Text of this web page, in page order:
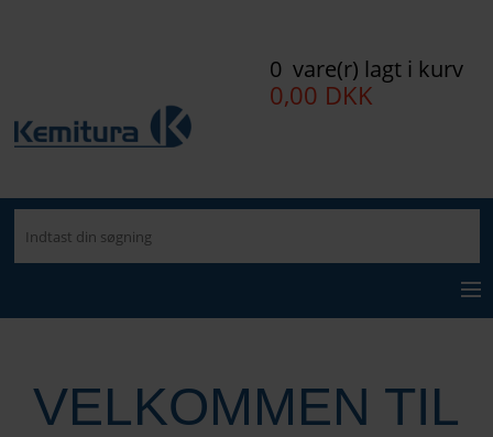
0 vare(r) lagt i kurv
0,00 DKK
MODELMATERIALER
VELKOMMEN TIL